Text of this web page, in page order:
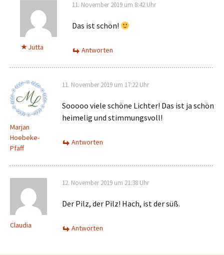
Jutta
11. November 2019 um 8:42 Uhr
Das ist schön!
Antworten
Marjan
Hoebeke-
Pfaff
11. November 2019 um 17:22 Uhr
Sooooo viele schöne Lichter! Das ist ja schön
heimelig und stimmungsvoll!
Antworten
Claudia
12. November 2019 um 21:38 Uhr
Der Pilz, der Pilz! Hach, ist der süß.
Antworten